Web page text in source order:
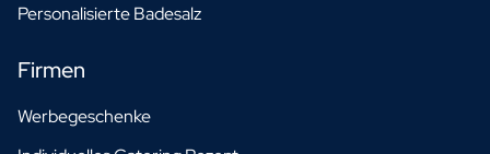
Personalisierte Badesalz
Firmen
Werbegeschenke